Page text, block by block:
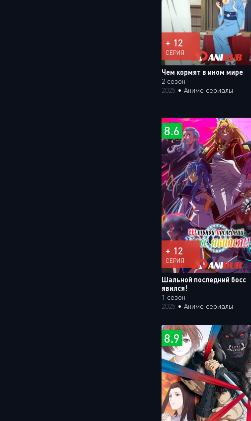
+ 12
СЕРИЯ
Чем кормят в ином мире
2 сезон
2025 • Аниме сериалы
8.6
+ 12
СЕРИЯ
Шальной последний босс
явился!
1 сезон
2025 • Аниме сериалы
8.9